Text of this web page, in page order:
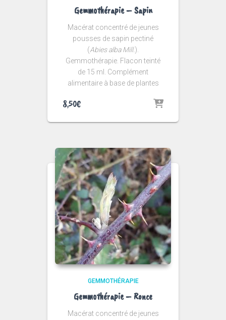
Gemmothérapie – Sapin
Macérat concentré de jeunes
pousses de sapin pectiné
(Abies alba Mill.).
Gemmothérapie. Flacon teinté
de 15 ml. Complément
alimentaire à base de plantes
8,50€
GEMMOTHÉRAPIE
Gemmothérapie – Ronce
Macérat concentré de jeunes